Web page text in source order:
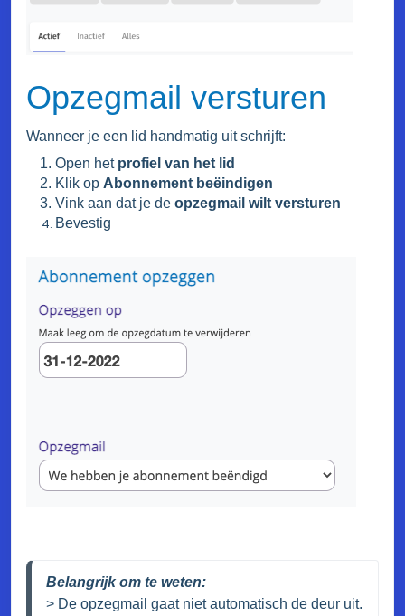
Opzegmail versturen
Wanneer je een lid handmatig uit schrijft:
Open het profiel van het lid
Klik op Abonnement beëindigen
Vink aan dat je de opzegmail wilt versturen
Bevestig
> De opzegmail gaat niet automatisch de deur uit.